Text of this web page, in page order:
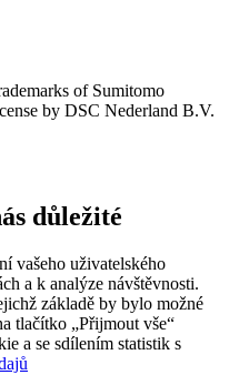
of Sumitomo
by DSC Nederland B.V.
důležité
vašeho uživatelského
a k analýze návštěvnosti.
základě by bylo možné
tlačítko „Přijmout vše“
a se sdílením statistik s